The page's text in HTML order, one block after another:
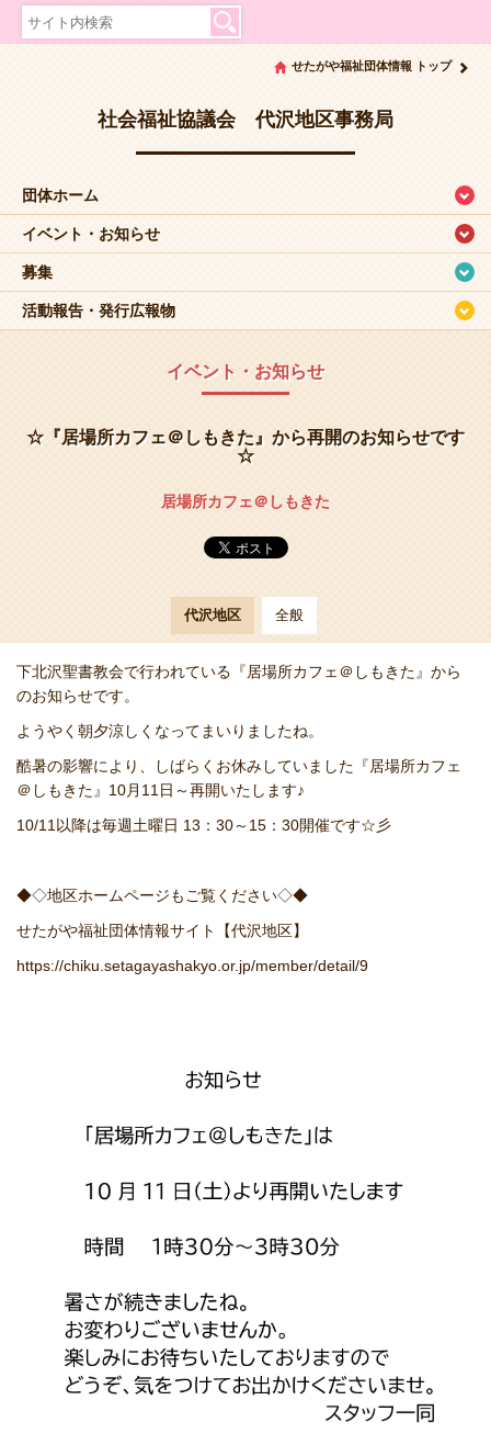
せたがや福祉団体情報 トップ
社会福祉協議会 代沢地区事務局
団体ホーム
イベント・お知らせ
募集
活動報告・発行広報物
イベント・お知らせ
☆『居場所カフェ＠しもきた』から再開のお知らせです
☆
居場所カフェ＠しもきた
代沢地区 全般
下北沢聖書教会で行われている『居場所カフェ＠しもきた』から
のお知らせです。
ようやく朝夕涼しくなってまいりましたね。
酷暑の影響により、しばらくお休みしていました『居場所カフェ
＠しもきた』10月11日～再開いたします♪
10/11以降は毎週土曜日 13：30～15：30開催です☆彡
◆◇地区ホームページもご覧ください◇◆
せたがや福祉団体情報サイト【代沢地区】
https://chiku.setagayashakyo.or.jp/member/detail/9